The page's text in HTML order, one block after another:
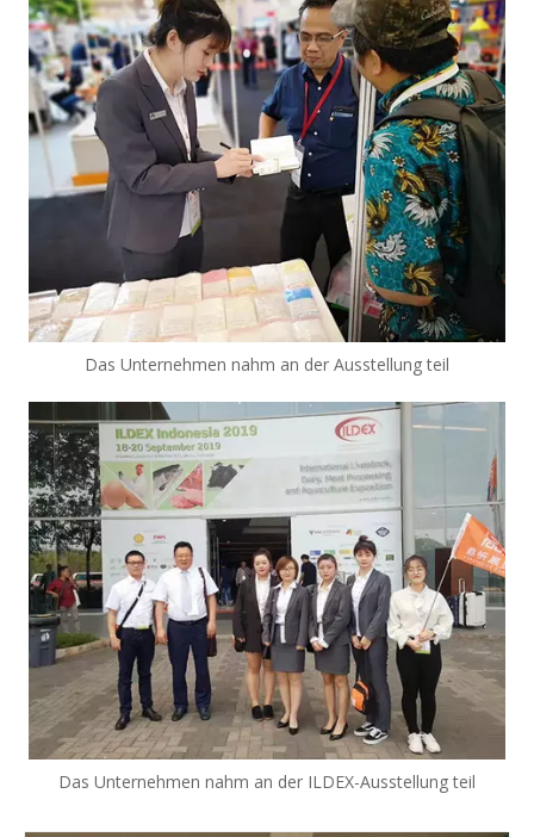
Das Unternehmen nahm an der Ausstellung teil
Das Unternehmen nahm an der ILDEX-Ausstellung teil